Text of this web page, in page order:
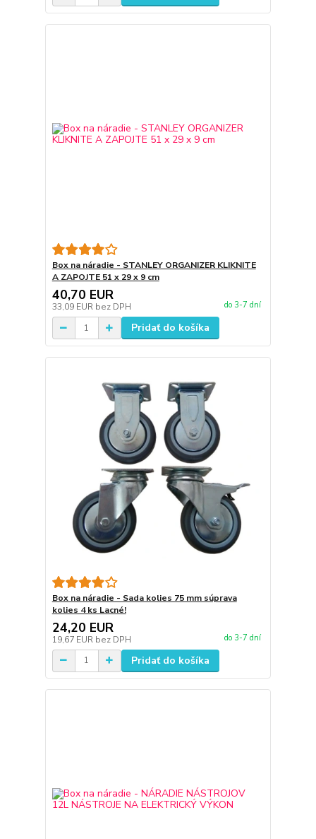
Box na náradie - STANLEY ORGANIZER KLIKNITE
A ZAPOJTE 51 x 29 x 9 cm
40,70 EUR
33,09 EUR bez DPH do 3-7 dní
Pridať do košíka
Box na náradie - Sada kolies 75 mm súprava
kolies 4 ks Lacné!
24,20 EUR
19,67 EUR bez DPH do 3-7 dní
Pridať do košíka